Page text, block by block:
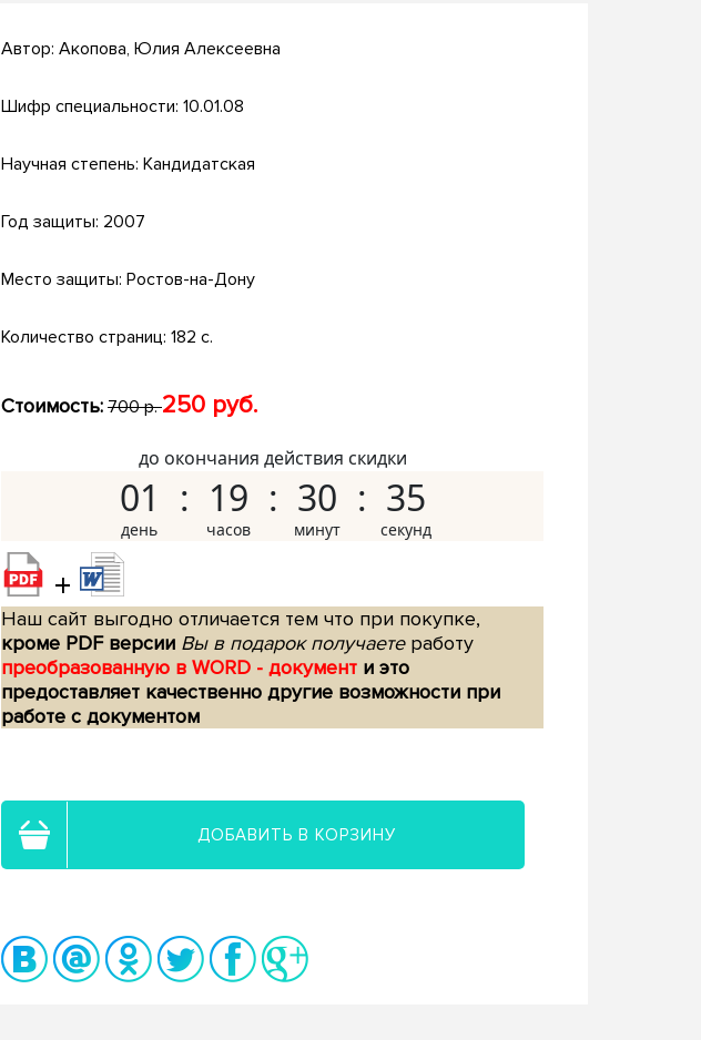
Автор: Акопова, Юлия Алексеевна
Шифр специальности: 10.01.08
Научная степень: Кандидатская
Год защиты: 2007
Место защиты: Ростов-на-Дону
Количество страниц: 182 с.
Стоимость: 700 р.250 руб.
до окончания действия скидки
01 19 30 34
+
Наш сайт выгодно отличается тем что при покупке,
кроме PDF версии Вы в подарок получаетеработу
преобразованную в WORD - документ и это
предоставляет качественно другие возможности при
работе с документом
ДОБАВИТЬ В КОРЗИНУ